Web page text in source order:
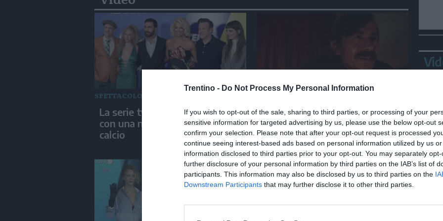
Trentino - Do Not Process My Personal Information
If you wish to opt-out of the sale, sharing to third parties, or processing of your
sensitive information for targeted advertising by us, please use the below opt-out
confirm your selection. Please note that after your opt-out request is processed
continue seeing interest-based ads based on personal information utilized by us
information disclosed to third parties prior to your opt-out. You may separately
further disclosure of your personal information by third parties on the IAB’s list of
participants. This information may also be disclosed by us to third parties on the
Downstream Participants that may further disclose it to other third parties.
SPETTACOLO
La serie tv "Ted Lasso" torna
con una nuova squadra di
calcio
SPETTACOLO
"Il mestiere", Lo Cascio anti-
eroe nel lavoro più strano del
mondo